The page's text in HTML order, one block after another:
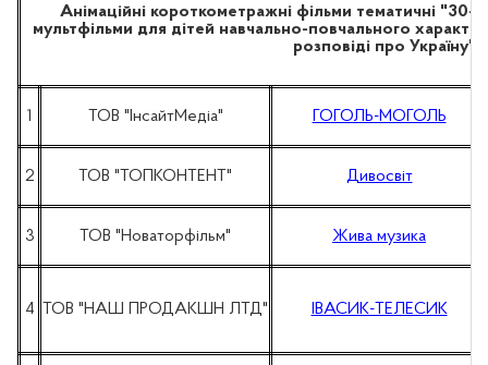
Анімаційні короткометражні фільми тематичні "30-
мультфільми для дітей навчально-повчального
розповіді про Україну"
1 ТОВ "ІнсайтМедіа" ГОГОЛЬ-МОГОЛЬ
2 ТОВ "ТОПКОНТЕНТ" Дивосвіт
3 ТОВ "Новаторфільм" Жива музика
4 ТОВ "НАШ ПРОДАКШН ЛТД" ІВАСИК-ТЕЛЕСИК